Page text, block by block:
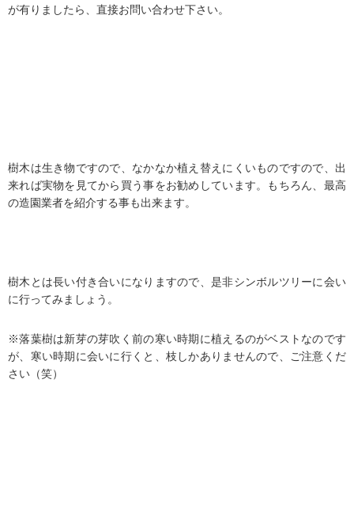
が有りましたら、直接お問い合わせ下さい。
樹木は生き物ですので、なかなか植え替えにくいものですので、出
来れば実物を見てから買う事をお勧めしています。もちろん、最高
の造園業者を紹介する事も出来ます。
樹木とは長い付き合いになりますので、是非シンボルツリーに会い
に行ってみましょう。
※落葉樹は新芽の芽吹く前の寒い時期に植えるのがベストなのです
が、寒い時期に会いに行くと、枝しかありませんので、ご注意くだ
さい（笑）